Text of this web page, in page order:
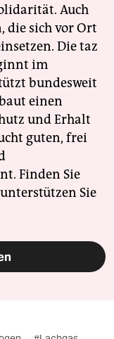
Auch
die sich vor Ort
Die taz
im
bundesweit
einen
und Erhalt
guten, frei
Finden Sie
Sie